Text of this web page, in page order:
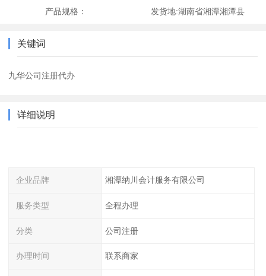
产品规格： 发货地:湖南省湘潭湘潭县
关键词
九华公司注册代办
详细说明
企业品牌 湘潭纳川会计服务有限公司
服务类型 全程办理
分类 公司注册
办理时间 联系商家